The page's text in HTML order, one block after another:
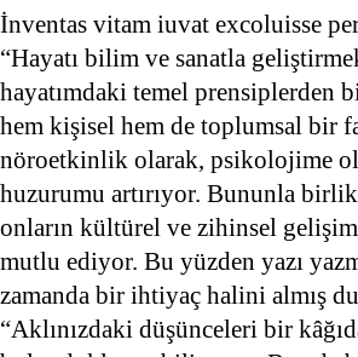
İnventas vitam iuvat excoluisse
“Hayatı bilim ve sanatla
hayatımdaki temel prensiplerden
hem kişisel hem de toplumsal bir
nöroetkinlik olarak, psikolojime
huzurumu artırıyor. Bununla
onların kültürel ve zihinsel
mutlu ediyor. Bu yüzden yazı
zamanda bir ihtiyaç halini almış
“Aklınızdaki düşünceleri bir